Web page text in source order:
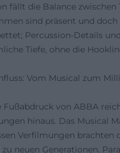
fällt die Balance zwischen
sind präsent und
Percussion-Details
Tiefe, ohne die
Vom Musical zum
Fußabdruck von ABBA
hinaus. Das Musical
Verfilmungen brachten
neuen Generationen.